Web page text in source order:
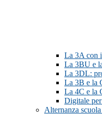
La 3A con
La 3BU e
La 3DL:
La 3B e la
La 4C e la
Digitale
Alternanza